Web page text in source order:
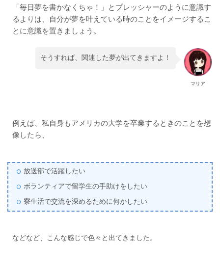
「毎日夢を書かなくちゃ！」とプレッシャーのように意識す
るよりは、自分が夢を叶えている時のことをイメージするこ
とに意識を置きましょう。
マリア
そうすれば、関連した夢が出てきますよ！
例えば、私自身もアメリカの大学を卒業するときのことを想
像したら、
放送部で活躍したい
ボランティアで留学生の手助けをしたい
寮生活で交流を深めるために何かしたい
などなど、こんな感じで色々と出てきました。